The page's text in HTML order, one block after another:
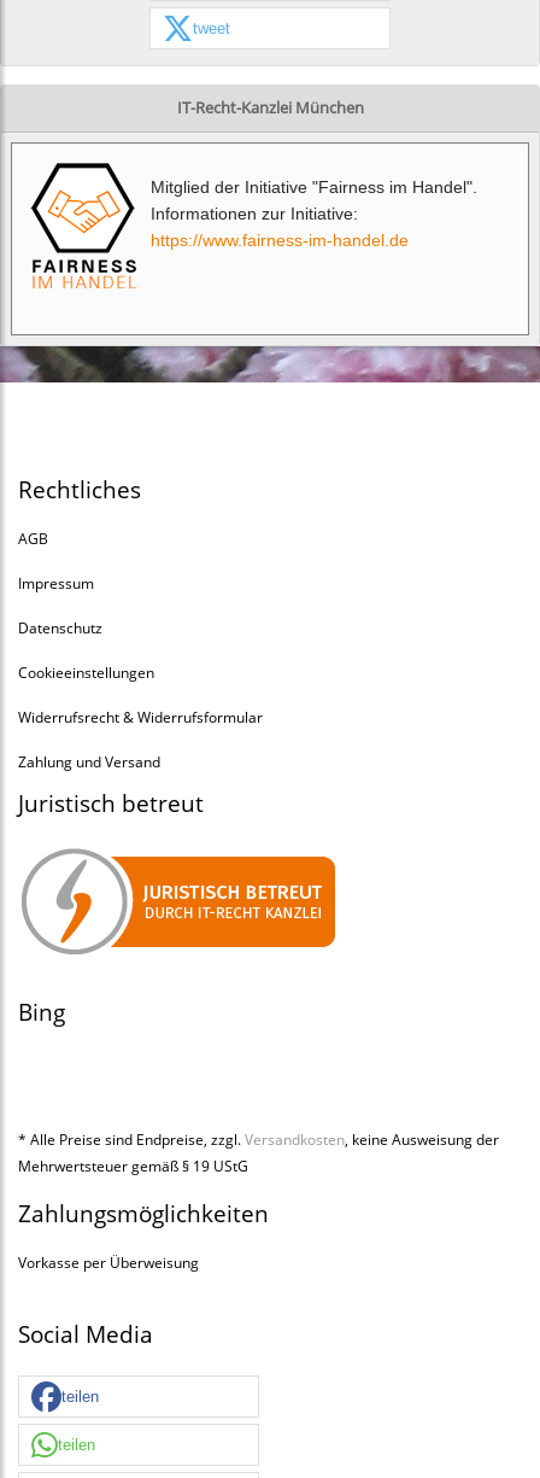
tweet
IT-Recht-Kanzlei München
Mitglied der Initiative "Fairness im Handel".
Informationen zur Initiative:
https://www.fairness-im-handel.de
Rechtliches
AGB
Impressum
Datenschutz
Cookieeinstellungen
Widerrufsrecht & Widerrufsformular
Zahlung und Versand
Juristisch betreut
Bing
* Alle Preise sind Endpreise, zzgl.Versandkosten, keine Ausweisung der
Mehrwertsteuer gemäß § 19 UStG
Zahlungsmöglichkeiten
Vorkasse per Überweisung
Social Media
teilen
teilen